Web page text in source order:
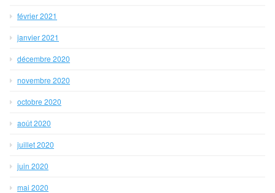
février 2021
janvier 2021
décembre 2020
novembre 2020
octobre 2020
août 2020
juillet 2020
juin 2020
mai 2020